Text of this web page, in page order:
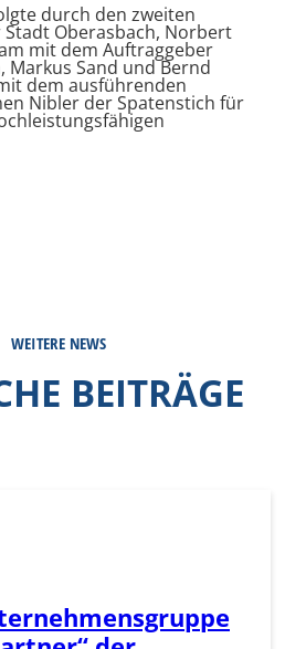
durch den zweiten
Oberasbach, Norbert
mit dem Auftraggeber
Markus Sand und Bernd
dem ausführenden
Nibler der Spatenstich für
WEITERE NEWS
BEITRÄGE